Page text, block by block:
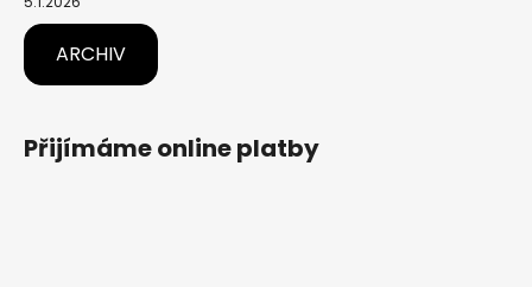
ARCHIV
Přijímáme online platby